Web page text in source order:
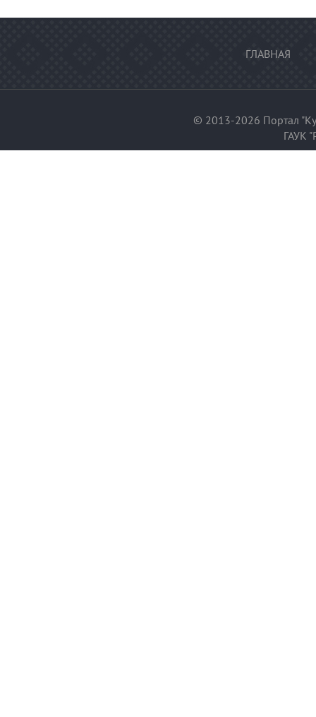
ГЛАВНАЯ
© 2013-2026 Портал
ГАУК